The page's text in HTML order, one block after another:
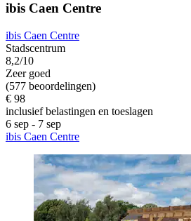
ibis Caen Centre
ibis Caen Centre
Stadscentrum
8,2/10
Zeer goed
(577 beoordelingen)
€ 98
inclusief belastingen en toeslagen
6 sep - 7 sep
ibis Caen Centre